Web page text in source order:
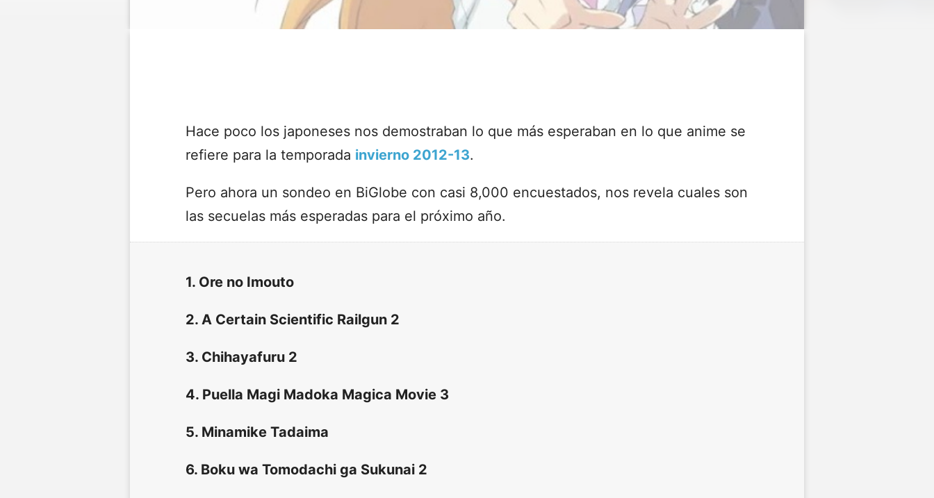
Hace poco los japoneses nos demostraban lo que más esperaban en lo que anime se
refiere para la temporada invierno 2012-13.
Pero ahora un sondeo en BiGlobe con casi 8,000 encuestados, nos revela cuales son
las secuelas más esperadas para el próximo año.
1. Ore no Imouto
2. A Certain Scientific Railgun 2
3. Chihayafuru 2
4. Puella Magi Madoka Magica Movie 3
5. Minamike Tadaima
6. Boku wa Tomodachi ga Sukunai 2